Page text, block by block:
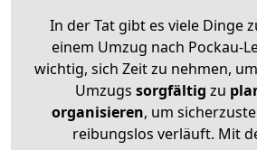
In der Tat gibt es viele Dinge
einem Umzug nach Pockau-
wichtig, sich Zeit zu nehmen,
Umzugs sorgfältig zu
organisieren, um
reibungslos verläuft. Mit